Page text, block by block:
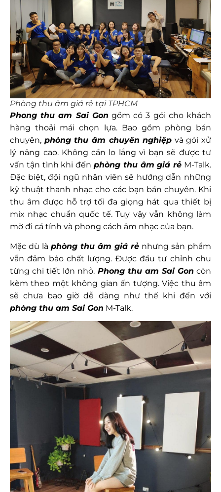
Phòng thu âm giá rẻ tại TPHCM
Phong thu am Sai Gongồm có 3 gói cho khách
hàng thoải mái chọn lựa. Bao gồm phòng bán
chuyên, phòng thu âm chuyên nghiệp và gói xử
lý nâng cao. Không cần lo lắng vì bạn sẽ được tư
vấn tận tình khi đến phòng thu âm giá rẻ M-Talk.
Đặc biệt, đội ngũ nhân viên sẽ hướng dẫn những
kỹ thuật thanh nhạc cho các bạn bán chuyên. Khi
thu âm được hỗ trợ tối đa giọng hát qua thiết bị
mix nhạc chuẩn quốc tế. Tuy vậy vẫn không làm
mờ đi cá tính và phong cách âm nhạc của bạn.
Mặc dù là phòng thu âm giá rẻ nhưng sản phẩm
vẫn đảm bảo chất lượng. Được đầu tư chỉnh chu
từng chi tiết lớn nhỏ. Phong thu am Sai Goncòn
kèm theo một không gian ấn tượng. Việc thu âm
sẽ chưa bao giờ dễ dàng như thế khi đến với
phòng thu am Sai Gon M-Talk.